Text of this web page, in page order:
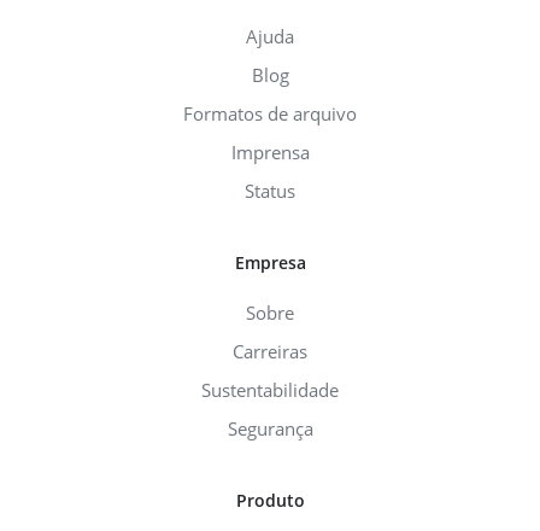
Ajuda
Blog
Formatos de arquivo
Imprensa
Status
Empresa
Sobre
Carreiras
Sustentabilidade
Segurança
Produto